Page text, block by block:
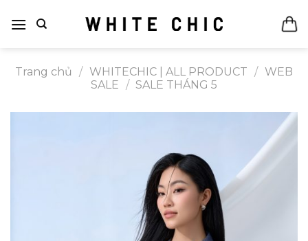
qua
Trang chủ
/ WHITECHIC | ALL PRODUCT / WEB
SALE / SALE THÁNG 5